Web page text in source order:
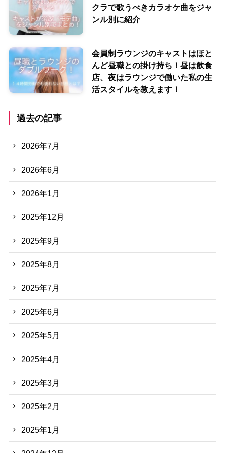
クラで歌うべきカラオケ曲をジャ
ンル別に紹介
会員制ラウンジのキャストはほと
んど昼職との掛け持ち！昼は飲食
店、夜はラウンジで働いた私の生
活スタイルを教えます！
過去の記事
2026年7月
2026年6月
2026年1月
2025年12月
2025年9月
2025年8月
2025年7月
2025年6月
2025年5月
2025年4月
2025年3月
2025年2月
2025年1月